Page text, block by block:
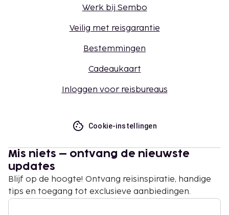
Werk bij Sembo
Veilig met reisgarantie
Bestemmingen
Cadeaukaart
Inloggen voor reisbureaus
Cookie-instellingen
Mis niets – ontvang de nieuwste
updates
Blijf op de hoogte! Ontvang reisinspiratie, handige
tips en toegang tot exclusieve aanbiedingen.